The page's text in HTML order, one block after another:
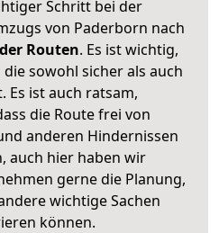
Schritt bei der
von Paderborn nach
Routen. Es ist wichtig,
sowohl sicher als auch
Es ist auch ratsam,
die Route frei von
anderen Hindernissen
auch hier haben wir
gerne die Planung,
wichtige Sachen
können.